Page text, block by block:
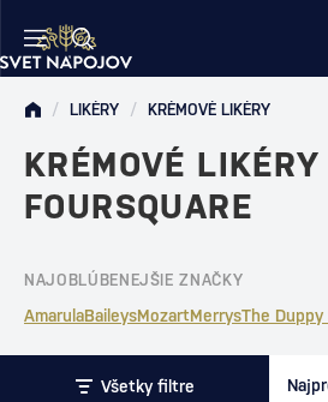
/ LIKÉRY / KRÉMOVÉ LIKÉRY
KRÉMOVÉ LIKÉRY
FOURSQUARE
NAJOBLÚBENEJŠIE ZNAČKY
AmarulaBaileysMozartMerrysThe Duppy
Všetky filtre